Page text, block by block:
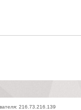
216.73.216.139